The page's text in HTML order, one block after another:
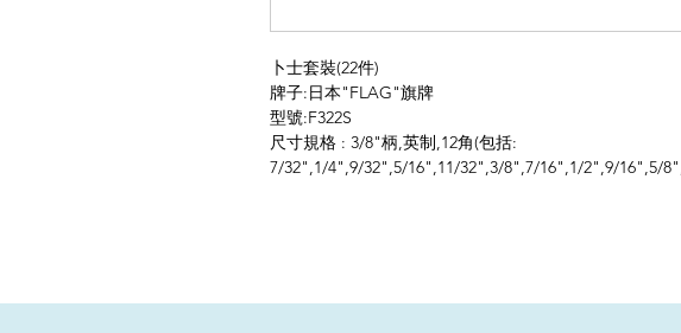
卜士套裝(22件)
牌子:日本"FLAG"旗牌
型號:F322S
尺寸規格 : 3/8"柄,英制,12角(包括:
7/32",1/4",9/32",5/16",11/32",3/8",7/16",1/2",9/16",5/